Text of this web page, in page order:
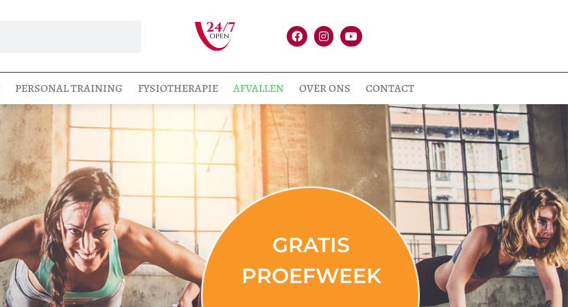
PERSONAL TRAINING FYSIOTHERAPIE AFVALLEN OVER ONS CONTACT
GRATIS
PROEFWEEK